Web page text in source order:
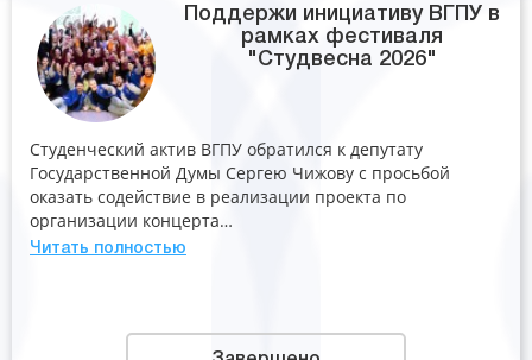
Поддержи инициативу ВГПУ в
рамках фестиваля
"Студвесна 2026"
Студенческий актив ВГПУ обратился к депутату
Государственной Думы Сергею Чижову с просьбой
оказать содействие в реализации проекта по
организации концерта…
Читать полностью